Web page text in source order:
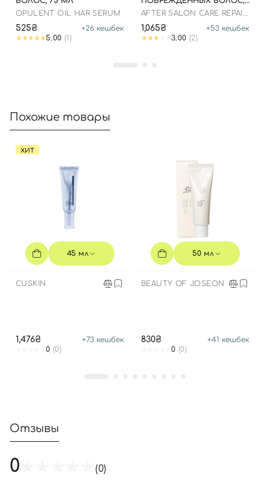
OPULENT OIL HAR SERUM
525₴ +26 кешбек
5.00 (1)
100 МЛ
AFTER SALON CARE REPAIR
1,065₴ +53 кешбек
3.00 (2)
Похожие товары
ХИТ
45 мл
CUSKIN
1,476₴ +73 кешбек
0 (0)
50 мл
BEAUTY OF JOSEON
830₴ +41 кешбек
0 (0)
Отзывы
0 (0)
Войти с помощью e-mail